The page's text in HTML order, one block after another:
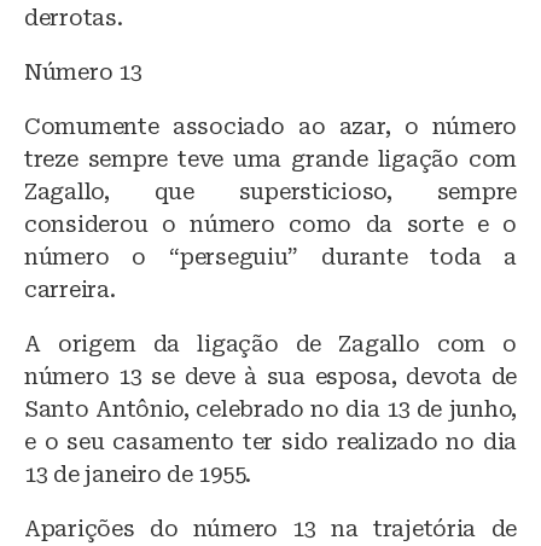
derrotas.
Número 13
Comumente associado ao azar, o número
treze sempre teve uma grande ligação com
Zagallo, que supersticioso, sempre
considerou o número como da sorte e o
número o “perseguiu” durante toda a
carreira.
A origem da ligação de Zagallo com o
número 13 se deve à sua esposa, devota de
Santo Antônio, celebrado no dia 13 de junho,
e o seu casamento ter sido realizado no dia
13 de janeiro de 1955.
Aparições do número 13 na trajetória de